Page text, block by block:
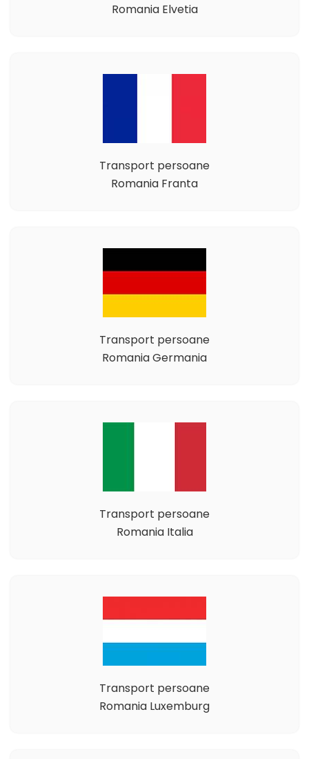
Romania Elvetia
Transport persoane
Romania Franta
Transport persoane
Romania Germania
Transport persoane
Romania Italia
Transport persoane
Romania Luxemburg